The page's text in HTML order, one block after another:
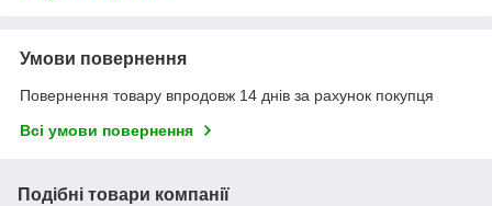
Умови повернення
Повернення товару впродовж 14 днів за рахунок покупця
Всі умови повернення
Подібні товари компанії